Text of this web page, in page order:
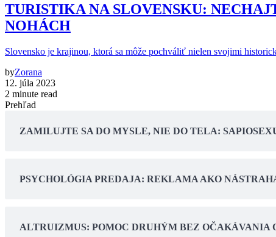
TURISTIKA NA SLOVENSKU:
NOHÁCH
Slovensko je krajinou, ktorá sa môže pochváliť nielen svojimi
byZorana
12. júla 2023
2 minute read
Prehľad
ZAMILUJTE SA DO MYSLE, NIE DO TELA:
PSYCHOLÓGIA PREDAJA: REKLAMA AKO
ALTRUIZMUS: POMOC DRUHÝM BEZ OČAKÁVANIA